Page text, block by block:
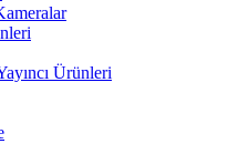
Ürünleri